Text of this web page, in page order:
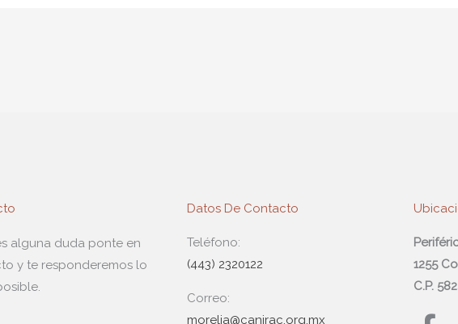
alguna duda ponte en
y te responderemos lo
Datos De Contacto
Teléfono:
(443) 2320122
Correo:
morelia@canirac.org.mx
1255
C.P.